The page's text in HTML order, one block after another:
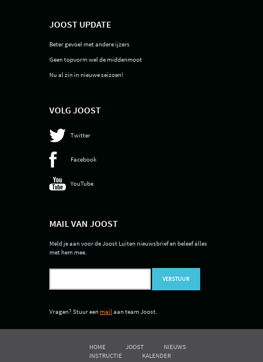
JOOST UPDATE
Beter gevoel met andere ijzers
Geen topvorm wel de middenmoot
Nu al zin in nieuwe seizoen!
VOLG JOOST
Twitter
Facebook
YouTube
MAIL VAN JOOST
Meld je aan voor de Joost Luiten nieuwsbrief en beleef alles
met hem mee.
VERSTUUR
Vragen? Stuur een mail aan team Joost.
HOME JOOST
NIEUWS
INSTRUCTIE
KALENDER